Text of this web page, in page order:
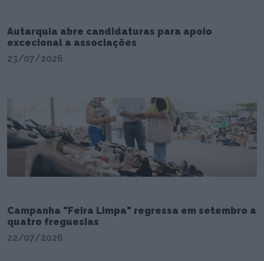
Autarquia abre candidaturas para apoio
excecional a associações
23/07/2026
Campanha "Feira Limpa" regressa em setembro a
quatro freguesias
22/07/2026